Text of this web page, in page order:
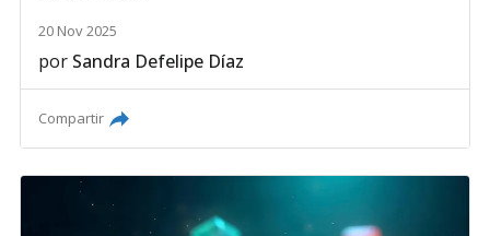
20 Nov 2025
por Sandra Defelipe Díaz
Compartir